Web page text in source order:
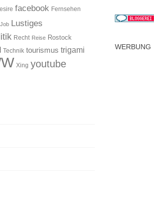
facebook Fernsehen
Job Lustiges
Recht Reise Rostock
Technik tourismus trigami
Xing youtube
WERBUNG